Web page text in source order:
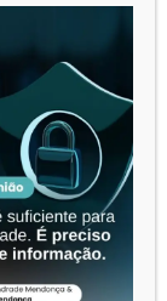
Brasília-DF